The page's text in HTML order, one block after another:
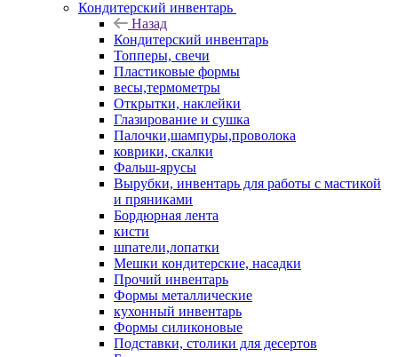
Кондитерский инвентарь
Назад
Кондитерский инвентарь
Топперы, свечи
Пластиковые формы
весы,термометры
Открытки, наклейки
Глазирование и сушка
Палочки,шампуры,проволока
коврики, скалки
Фальш-ярусы
Вырубки, инвентарь для работы с мастикой
и пряниками
Бордюрная лента
кисти
шпатели,лопатки
Мешки кондитерские, насадки
Прочий инвентарь
Формы металлические
кухонный инвентарь
Формы силиконовые
Подставки, столики для десертов